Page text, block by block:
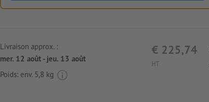
HT
€ 225,74
Livraison approx. :
mer. 12 août - jeu. 13 août
Poids: env. 5,8 kg